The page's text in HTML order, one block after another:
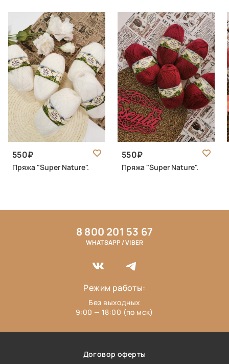
550
Пряжа "Super Nature".
550
Пряжа "Super Nature".
Договор оферты
8 800 201 53 67
WHATSAPP / VIBER
Режим работы:
Без выходных
9:00 — 18:00 (по мск)